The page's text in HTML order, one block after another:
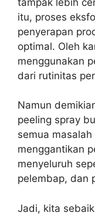
itu, proses
penyerapan
optimal. Oleh
menggunakan
dari rutinitas
Namun
peeling spray
semua
menggantikan
menyeluruh
pelembap, dan
Jadi, kita